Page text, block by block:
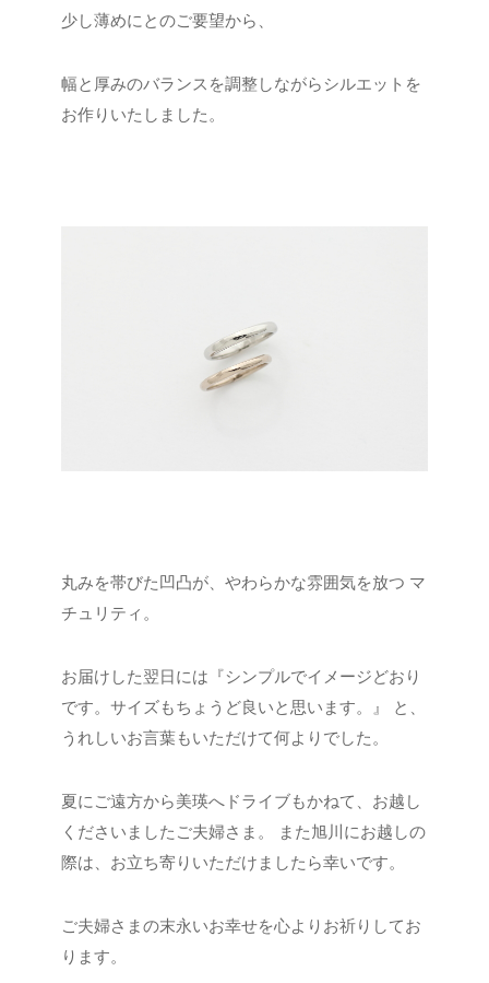
少し薄めにとのご要望から、
幅と厚みのバランスを調整しながらシルエットを
お作りいたしました。
丸みを帯びた凹凸が、やわらかな雰囲気を放つ マ
チュリティ。
お届けした翌日には『シンプルでイメージどおり
です。サイズもちょうど良いと思います。』
と、
うれしいお言葉もいただけて何よりでした。
夏にご遠方から美瑛へドライブもかねて、お越し
くださいましたご夫婦さま。
また旭川にお越しの
際は、お立ち寄りいただけましたら幸いです。
ご夫婦さまの末永いお幸せを心よりお祈りしてお
ります。